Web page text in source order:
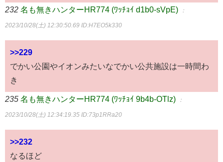
232 名も無きハンターHR774 (ﾜｯﾁｮｲ d1b0-sVpE) ：
2023/10/28(土) 12:30:50.69 ID:H7EO5k330
>>229
でかい公園やイオンみたいなでかい公共施設は一時間わ
き
235 名も無きハンターHR774 (ﾜｯﾁｮｲ 9b4b-OTlz) ：
2023/10/28(土) 12:34:19.35 ID:73p1RRa20
>>232
なるほど